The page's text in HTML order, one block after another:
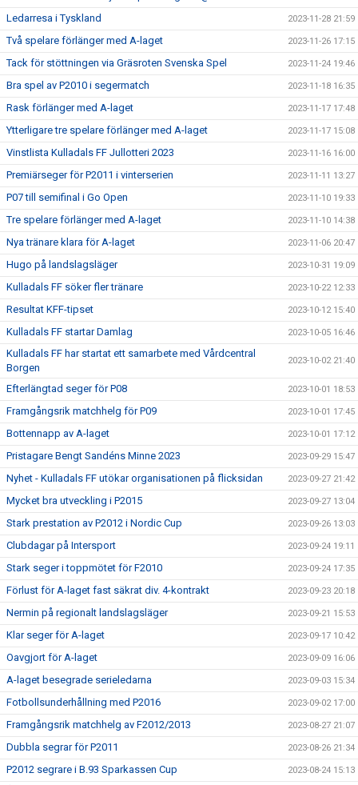
Ledarresa i Tyskland 2023-11-28 21:59
Två spelare förlänger med A-laget 2023-11-26 17:15
Tack för stöttningen via Gräsroten Svenska Spel 2023-11-24 19:46
Bra spel av P2010 i segermatch 2023-11-18 16:35
Rask förlänger med A-laget 2023-11-17 17:48
Ytterligare tre spelare förlänger med A-laget 2023-11-17 15:08
Vinstlista Kulladals FF Jullotteri 2023 2023-11-16 16:00
Premiärseger för P2011 i vinterserien 2023-11-11 13:27
P07 till semifinal i Go Open 2023-11-10 19:33
Tre spelare förlänger med A-laget 2023-11-10 14:38
Nya tränare klara för A-laget 2023-11-06 20:47
Hugo på landslagsläger 2023-10-31 19:09
Kulladals FF söker fler tränare 2023-10-22 12:33
Resultat KFF-tipset 2023-10-12 15:40
Kulladals FF startar Damlag 2023-10-05 16:46
Kulladals FF har startat ett samarbete med Vårdcentral
Borgen
2023-10-02 21:40
Efterlängtad seger för P08 2023-10-01 18:53
Framgångsrik matchhelg för P09 2023-10-01 17:45
Bottennapp av A-laget 2023-10-01 17:12
Pristagare Bengt Sandéns Minne 2023 2023-09-29 15:47
Nyhet - Kulladals FF utökar organisationen på flicksidan 2023-09-27 21:42
Mycket bra utveckling i P2015 2023-09-27 13:04
Stark prestation av P2012 i Nordic Cup 2023-09-26 13:03
Clubdagar på Intersport 2023-09-24 19:11
Stark seger i toppmötet för F2010 2023-09-24 17:35
Förlust för A-laget fast säkrat div. 4-kontrakt 2023-09-23 20:18
Nermin på regionalt landslagsläger 2023-09-21 15:53
Klar seger för A-laget 2023-09-17 10:42
Oavgjort för A-laget 2023-09-09 16:06
A-laget besegrade serieledarna 2023-09-03 15:34
Fotbollsunderhållning med P2016 2023-09-02 17:00
Framgångsrik matchhelg av F2012/2013 2023-08-27 21:07
Dubbla segrar för P2011 2023-08-26 21:34
P2012 segrare i B.93 Sparkassen Cup 2023-08-24 15:13